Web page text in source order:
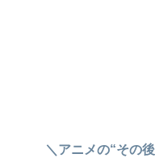
＼アニメの“その